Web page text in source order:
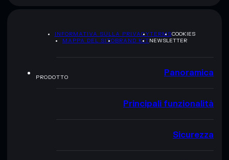
INFORMATIVA SULLA PRIVACYTERMSCOOKIES
MAPPA DEL SITOBRAND KITNEWSLETTER
PRODOTTO Panoramica
Principali funzionalità
Sicurezza